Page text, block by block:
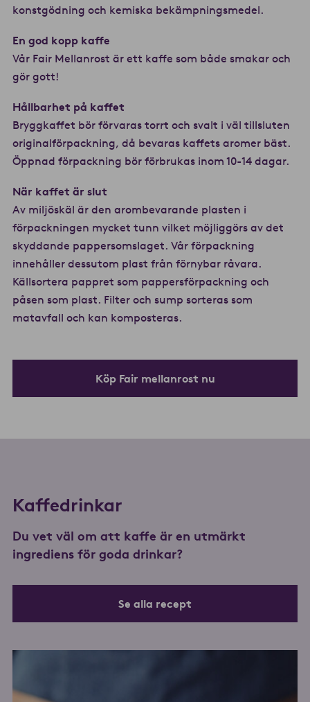
konstgödning och kemiska bekämpningsmedel.
En god kopp kaffe
Vår Fair Mellanrost är ett kaffe som både smakar och
gör gott!
Hållbarhet på kaffet
Bryggkaffet bör förvaras torrt och svalt i väl tillsluten
originalförpackning, då bevaras kaffets aromer bäst.
Öppnad förpackning bör förbrukas inom 10-14 dagar.
När kaffet är slut
Av miljöskäl är den arombevarande plasten i
förpackningen mycket tunn vilket möjliggörs av det
skyddande pappersomslaget. Vår förpackning
innehåller dessutom plast från förnybar råvara.
Källsortera pappret som pappersförpackning och
påsen som plast. Filter och sump sorteras som
matavfall och kan komposteras.
Köp Fair mellanrost nu
Kaffedrinkar
Du vet väl om att kaffe är en utmärkt
ingrediens för goda drinkar?
Se alla recept